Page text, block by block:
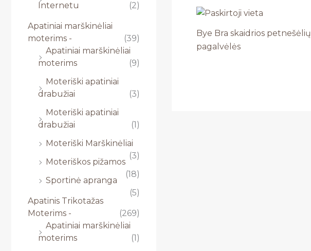
Internetu
(2)
Apatiniai marškinėliai
moterims -
(39)
Apatiniai marškinėliai
moterims
(9)
Moteriški apatiniai
drabužiai
(3)
Moteriški apatiniai
drabužiai
(1)
Moteriški Marškinėliai
(3)
Moteriškos pižamos
(18)
Sportinė apranga
(5)
Apatinis Trikotažas
Moterims -
(269)
Apatiniai marškinėliai
moterims
(1)
Bye Bra skaidrios petnešėlių
pagalvėlės